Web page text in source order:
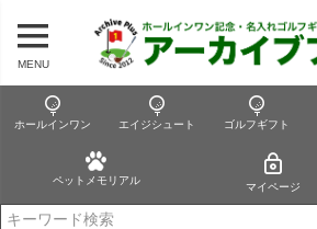
MENU
ホールインワン エイジシュート ゴルフギフト
ペットメモリアル
マイページ